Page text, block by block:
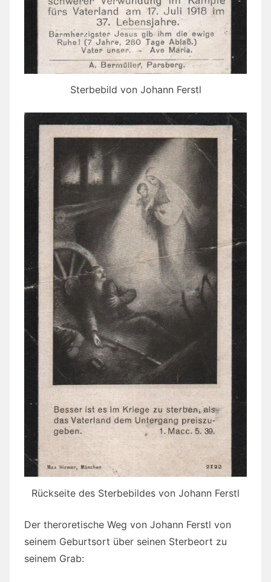
Sterbebild von Johann Ferstl
Rückseite des Sterbebildes von Johann Ferstl
Der theroretische Weg von Johann Ferstl von
seinem Geburtsort über seinen Sterbeort zu
seinem Grab: